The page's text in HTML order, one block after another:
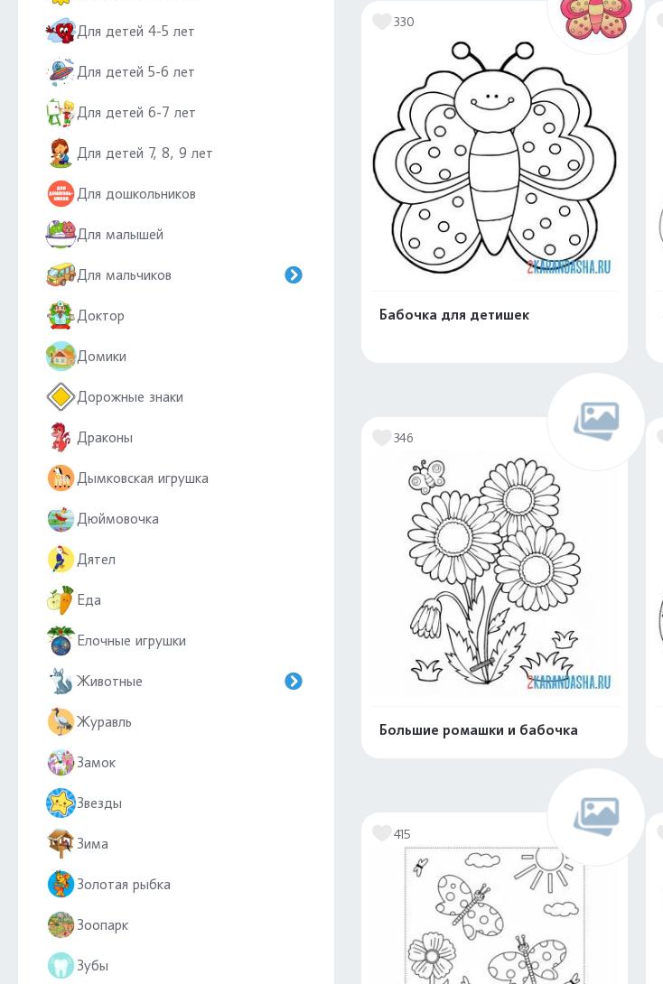
Для детей 4-5 лет
Для детей 5-6 лет
Для детей 6-7 лет
Для детей 7, 8, 9 лет
Для дошкольников
Для малышей
Для мальчиков
Доктор
Домики
Дорожные знаки
Драконы
Дымковская игрушка
Дюймовочка
Дятел
Еда
Елочные игрушки
Животные
Журавль
Замок
Звезды
Зима
Золотая рыбка
Зоопарк
Зубы
330
Бабочка для детишек
346
Большие ромашки и бабочка
415